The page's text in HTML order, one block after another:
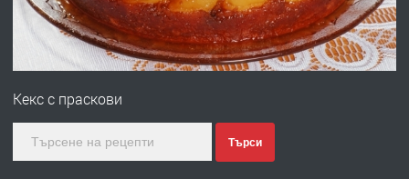
преди 5 дни
ПРЕДЛАГА
№4120 Магазин/Офис под наем в кв.
Кекс с праскови
Търси